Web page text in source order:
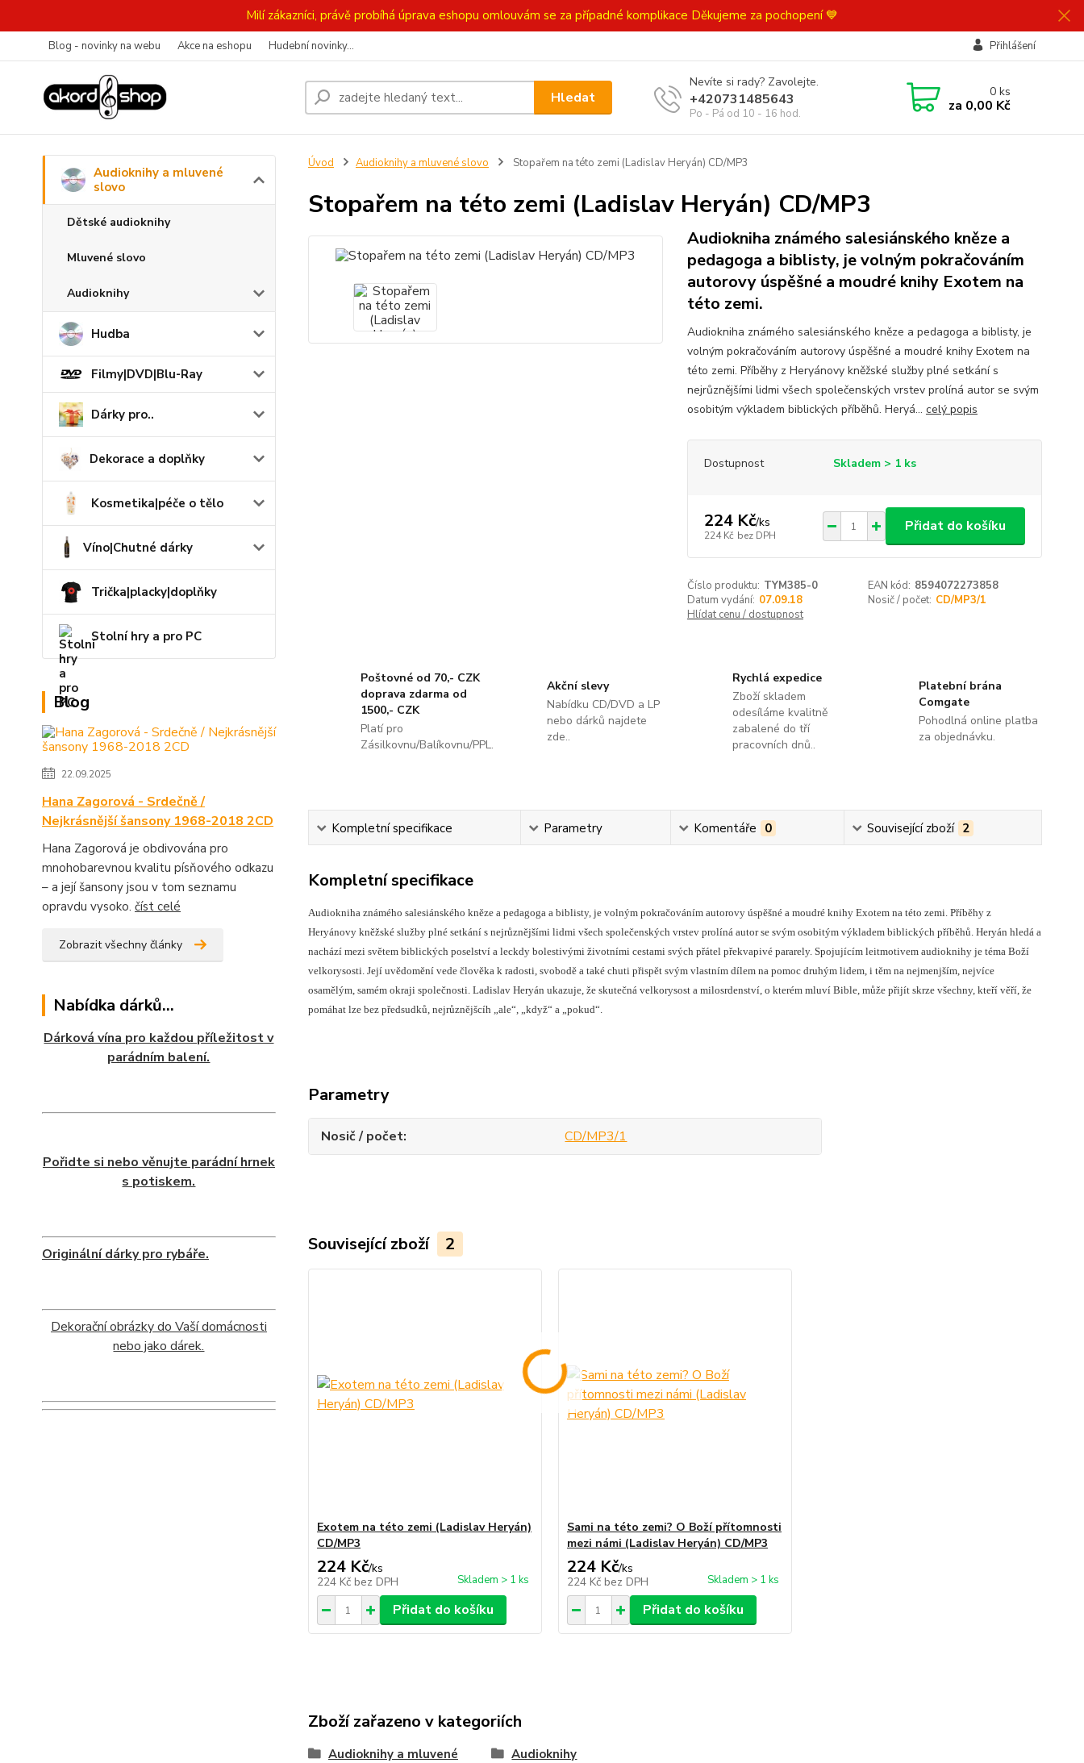
Milí zákazníci, právě probíhá úprava eshopu omlouvám se za případné komplikace Děkujeme za pochopení 💙
Blog - novinky na webu Akce na eshopu Hudební novinky... Přihlášení
Hledat
Nevíte si rady? Zavolejte.
+420731485643
Po - Pá od 10 - 16 hod.
0ks
za 0,00 Kč
Audioknihy a mluvené
slovo
Dětské audioknihy
Mluvené slovo
Audioknihy
Hudba
Filmy|DVD|Blu-Ray
Dárky pro..
Dekorace a doplňky
Kosmetika|péče o tělo
Víno|Chutné dárky
Trička|placky|doplňky
Stolní hry a pro PC
Blog
22.09.2025
Hana Zagorová - Srdečně /
Nejkrásnější šansony 1968-2018 2CD
Hana Zagorová je obdivována pro
mnohobarevnou kvalitu písňového odkazu
– a její šansony jsou v tom seznamu
opravdu vysoko. číst celé
Zobrazit všechny články
Nabídka dárků...
Dárková vína pro každou příležitost v
parádním balení.
Pořidte si nebo věnujte parádní hrnek
s potiskem.
Originální dárky pro rybáře.
Dekorační obrázky do Vaší domácnosti
nebo jako dárek.
Úvod Audioknihy a mluvené slovo Stopařem na této zemi (Ladislav Heryán) CD/MP3
Stopařem na této zemi (Ladislav Heryán) CD/MP3
Audiokniha známého salesiánského kněze a
pedagoga a biblisty, je volným pokračováním
autorovy úspěšné a moudré knihy Exotem na
této zemi.
Audiokniha známého salesiánského kněze a pedagoga a biblisty, je
volným pokračováním autorovy úspěšné a moudré knihy Exotem na
této zemi. Příběhy z Heryánovy kněžské služby plné setkání s
nejrůznějšími lidmi všech společenských vrstev prolíná autor se svým
osobitým výkladem biblických příběhů. Heryá... celý popis
Dostupnost Skladem > 1 ks
224 Kč/ks
224 Kč bez DPH
Přidat do košíku
Číslo produktu: TYM385-0 EAN kód: 8594072273858
Datum vydání: 07.09.18 Nosič / počet: CD/MP3/1
Hlídat cenu / dostupnost
Poštovné od 70,- CZK
doprava zdarma od
1500,- CZK
Platí pro
Zásilkovnu/Balíkovnu/PPL.
Akční slevy
Nabídku CD/DVD a LP
nebo dárků najdete
zde..
Rychlá expedice
Zboží skladem
odesíláme kvalitně
zabalené do tří
pracovních dnů..
Platební brána
Comgate
Pohodlná online platba
za objednávku.
Kompletní specifikace Parametry Komentáře 0 Související zboží 2
Kompletní specifikace
Audiokniha známého salesiánského kněze a pedagoga a biblisty, je volným pokračováním autorovy úspěšné a moudré knihy Exotem na této zemi. Příběhy z
Heryánovy kněžské služby plné setkání s nejrůznějšími lidmi všech společenských vrstev prolíná autor se svým osobitým výkladem biblických příběhů. Heryán hledá a
nachází mezi světem biblických poselství a leckdy bolestivými životními cestami svých přátel překvapivé pararely. Spojujícím leitmotivem audioknihy je téma Boží
velkorysosti. Její uvědomění vede člověka k radosti, svobodě a také chuti přispět svým vlastním dílem na pomoc druhým lidem, i těm na nejmenjším, nejvíce
osamělým, samém okraji společnosti. Ladislav Heryán ukazuje, že skutečná velkorysost a milosrdenství, o kterém mluví Bible, může přijít skrze všechny, kteří věří, že
pomáhat lze bez předsudků, nejrůznějšcíh „ale“, „když“ a „pokud“.
Parametry
Nosič / počet CD/MP3/1
Související zboží 2
Exotem na této zemi (Ladislav Heryán)
CD/MP3
224 Kč/ks
224 Kč bez DPH Skladem > 1 ks
Přidat do košíku
Sami na této zemi? O Boží přítomnosti
mezi námi (Ladislav Heryán) CD/MP3
224 Kč/ks
224 Kč bez DPH Skladem > 1 ks
Přidat do košíku
Zboží zařazeno v kategoriích
Audioknihy a mluvené
Audioknihy